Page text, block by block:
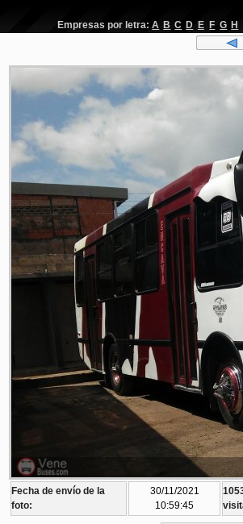
Empresas por letra: A B C D E F G H
Fecha de envío de la
foto:
30/11/2021
10:59:45